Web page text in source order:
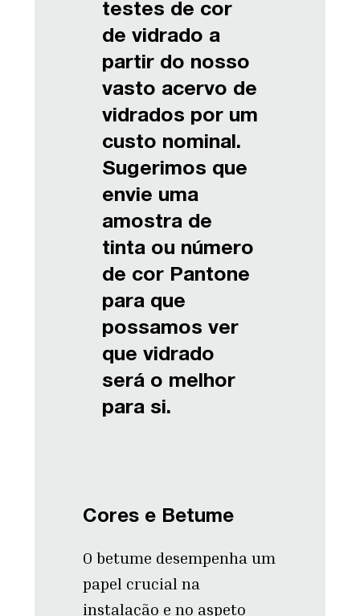
testes de cor
de vidrado a
partir do nosso
vasto acervo de
vidrados por um
custo nominal.
Sugerimos que
envie uma
amostra de
tinta ou número
de cor Pantone
para que
possamos ver
que vidrado
será o melhor
para si.
Cores e Betume
O betume desempenha um
papel crucial na
instalação e no aspeto